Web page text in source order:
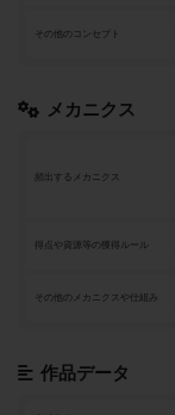
その他のコンセプト
メカニクス
頻出するメカニクス
得点や資源等の獲得ルール
その他のメカニクスや仕組み
作品データ